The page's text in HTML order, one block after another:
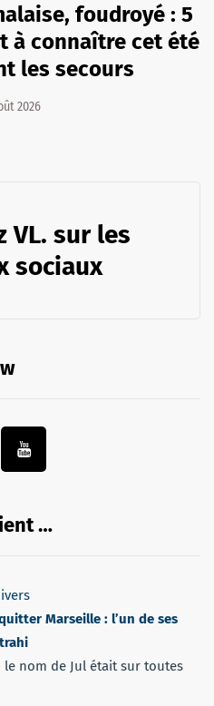
foudroyé : 5
à connaître cet été
les secours
2026
VL. sur les
sociaux
…
Marseille : l’un de ses
nom de Jul était sur toutes